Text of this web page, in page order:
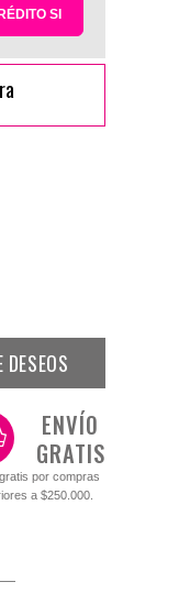
SI
ENVÍO
GRATIS
por compras
a $250.000.